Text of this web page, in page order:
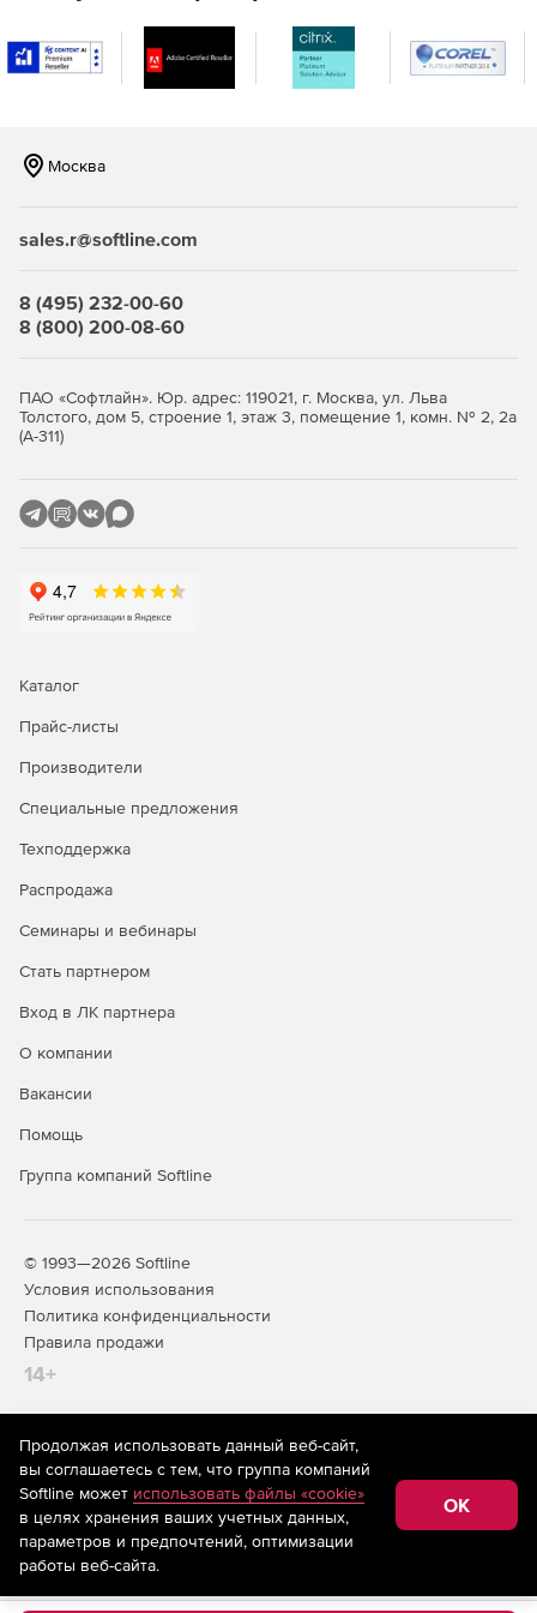
предоставит временный доступ на определенное время,
чтобы избежать снижения производительности
сотрудников.
политики управления устройствами и четкие проверки не
Мониторинг попыток взлома
инсайдерскую активность.
Москва
sales.r@softline.com
8 (495) 232-00-60
8 (800) 200-08-60
ПАО «Софтлайн». Юр. адрес: 119021, г. Москва, ул. Льва
Толстого, дом 5, строение 1, этаж 3, помещение 1, комн. № 2, 2а
(А-311)
Каталог
Прайс-листы
Производители
Специальные предложения
Техподдержка
Распродажа
Семинары и вебинары
Стать партнером
Вход в ЛК партнера
О компании
Вакансии
Помощь
Группа компаний Softline
© 1993—2026 Softline
Условия использования
Политика конфиденциальности
Правила продажи
14+
На информационном ресурсе store.softline.ru применяются
рекомендательные технологии(информационные технологии
предоставления информации на основе сбора,
систематизации и анализа сведений, относящихся к
предпочтениям пользователей сети «Интернет»,
находящихся на территории Российской Федерации)
Продолжая использовать данный веб-сайт,
вы соглашаетесь с тем, что группа компаний
Softline может использовать файлы «cookie»
в целях хранения ваших учетных данных,
параметров и предпочтений, оптимизации
работы веб-сайта.
OK